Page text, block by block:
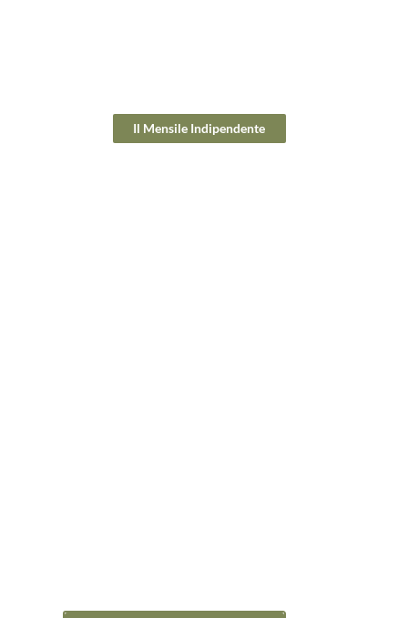
Il Mensile Indipendente